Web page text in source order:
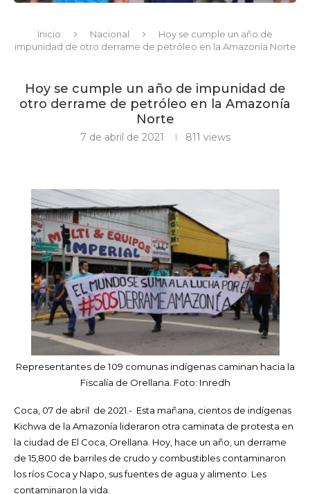
Inicio Nacional
Hoy se cumple un año de
impunidad de otro derrame de petróleo en la Amazonía Norte
Hoy se cumple un año de impunidad de
otro derrame de petróleo en la Amazonía
Norte
7 de abril de 2021 811 views
Representantes de 109 comunas indígenas caminan hacia la
Fiscalía de Orellana. Foto: Inredh
Coca, 07 de abril de 2021.- Esta mañana, cientos de indígenas
Kichwa de la Amazonía lideraron otra caminata de protesta en
la ciudad de El Coca, Orellana. Hoy, hace un año, un derrame
de 15,800 de barriles de crudo y combustibles contaminaron
los ríos Coca y Napo, sus fuentes de agua y alimento. Les
contaminaron la vida.